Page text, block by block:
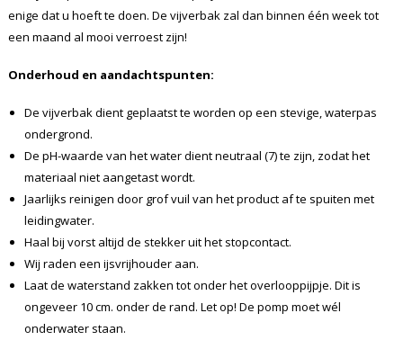
enige dat u hoeft te doen. De vijverbak zal dan binnen één week tot
een maand al mooi verroest zijn!
Onderhoud en aandachtspunten:
De vijverbak dient geplaatst te worden op een stevige, waterpas
ondergrond.
De pH-waarde van het water dient neutraal (7) te zijn, zodat het
materiaal niet aangetast wordt.
Jaarlijks reinigen door grof vuil van het product af te spuiten met
leidingwater.
Haal bij vorst altijd de stekker uit het stopcontact.
Wij raden een ijsvrijhouder aan.
Laat de waterstand zakken tot onder het overlooppijpje. Dit is
ongeveer 10 cm. onder de rand. Let op! De pomp moet wél
onderwater staan.